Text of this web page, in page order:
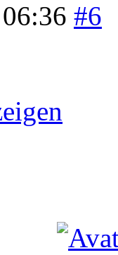
06:36 #6